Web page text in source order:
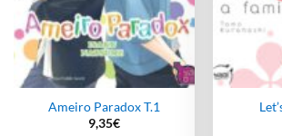
Ameiro Paradox T.1
9,35€